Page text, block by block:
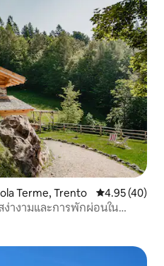
Terme, Trento คะแนนเฉลี่ย
4.95 (40)
ง่างามและการพักผ่อนใน